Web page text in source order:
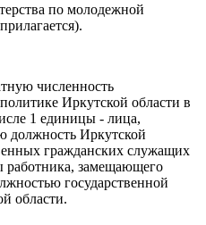
по молодежной
численность
Иркутской области в
1 единицы - лица,
должность Иркутской
гражданских служащих
работника, замещающего
государственной
области.